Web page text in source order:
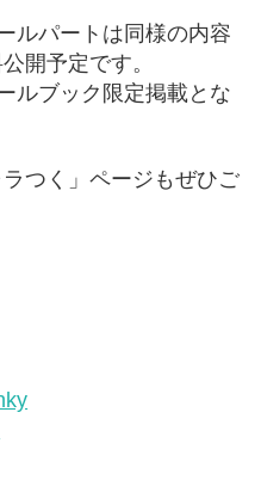
ルパートは同様の内容
開予定です。
ルブック限定掲載とな
つく」ページもぜひご